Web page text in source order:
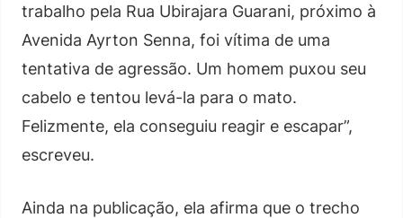
trabalho pela Rua Ubirajara Guarani, próximo à
Avenida Ayrton Senna, foi vítima de uma
tentativa de agressão. Um homem puxou seu
cabelo e tentou levá-la para o mato.
Felizmente, ela conseguiu reagir e escapar”,
escreveu.
Ainda na publicação, ela afirma que o trecho